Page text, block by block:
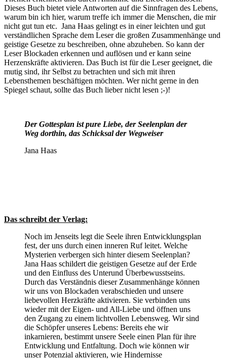
Dieses Buch bietet viele Antworten auf die Sinnfragen des Lebens,
warum bin ich hier, warum treffe ich immer die Menschen, die mir
nicht gut tun etc. Jana Haas gelingt es in einer leichten und gut
verständlichen Sprache dem Leser die großen Zusammenhänge und
geistige Gesetze zu beschreiben, ohne abzuheben. So kann der
Leser Blockaden erkennen und auflösen und er kann seine
Herzenskräfte aktivieren. Das Buch ist für die Leser geeignet, die
mutig sind, ihr Selbst zu betrachten und sich mit ihren
Lebensthemen beschäftigen möchten. Wer nicht gerne in den
Spiegel schaut, sollte das Buch lieber nicht lesen ;-)!
Der Gottesplan ist pure Liebe, der Seelenplan der
Weg dorthin, das Schicksal der Wegweiser
Jana Haas
Das schreibt der Verlag:
Noch im Jenseits legt die Seele ihren Entwicklungsplan
fest, der uns durch einen inneren Ruf leitet. Welche
Mysterien verbergen sich hinter diesem Seelenplan?
Jana Haas schildert die geistigen Gesetze auf der Erde
und den Einfluss des Unterund Überbewusstseins.
Durch das Verständnis dieser Zusammenhänge können
wir uns von Blockaden verabschieden und unsere
liebevollen Herzkräfte aktivieren. Sie verbinden uns
wieder mit der Eigen- und All-Liebe und öffnen uns
den Zugang zu einem lichtvollen Lebensweg. Wir sind
die Schöpfer unseres Lebens: Bereits ehe wir
inkarnieren, bestimmt unsere Seele einen Plan für ihre
Entwicklung und Entfaltung. Doch wie können wir
unser Potenzial aktivieren, wie Hindernisse